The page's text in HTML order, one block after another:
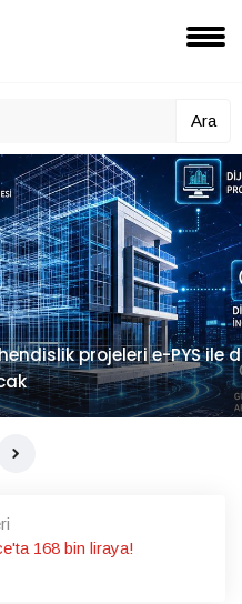
Ara
e-PYS ile dijital
168 bin liraya!